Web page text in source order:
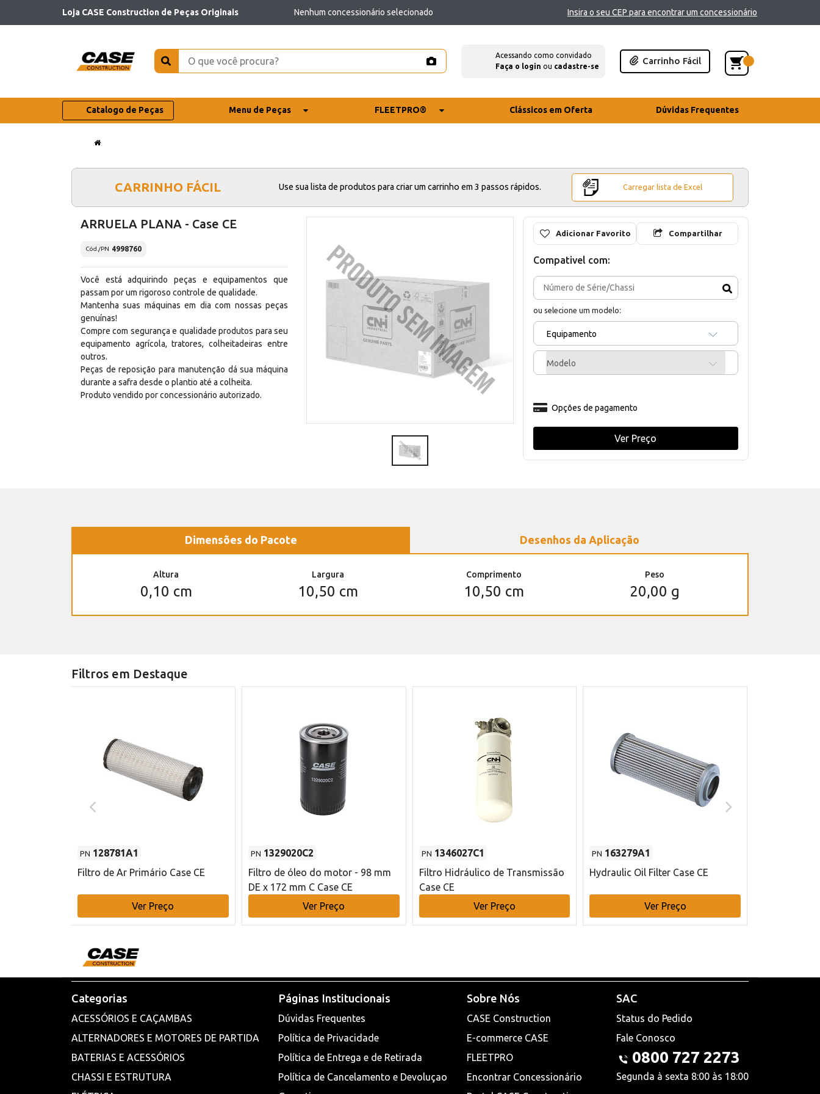
Loja CASE Construction de Peças Originais Nenhum concessionário selecionado Insira o seu CEP para encontrar um concessionário
Acessando como convidado
Faça o login ou cadastre-se
Carrinho Fácil
Catalogo de Peças Menu de Peças FLEETPRO® Clássicos em Oferta Dúvidas Frequentes
CARRINHO FÁCIL Use sua lista de produtos para criar um carrinho em 3 passos rápidos. Carregar lista de Excel
ARRUELA PLANA - Case CE
Cód./PN 4998760
Você está adquirindo peças e equipamentos que
passam por um rigoroso controle de qualidade.
Mantenha suas máquinas em dia com nossas peças
genuínas!
Compre com segurança e qualidade produtos para seu
equipamento agrícola, tratores, colheitadeiras entre
outros.
Peças de reposição para manutenção dá sua máquina
durante a safra desde o plantio até a colheita.
Produto vendido por concessionário autorizado.
Adicionar Favorito Compartilhar
Compativel com:
ou selecione um modelo:
Equipamento
Modelo
Opções de pagamento
Ver Preço
Dimensões do Pacote Desenhos da Aplicação
Altura
0,10 cm
Largura
10,50 cm
Comprimento
10,50 cm
Peso
20,00 g
Filtros em Destaque
PN 128781A1
Filtro de Ar Primário Case CE
Ver Preço
PN 1329020C2
Filtro de óleo do motor - 98 mm
DE x 172 mm C Case CE
Ver Preço
PN 1346027C1
Filtro Hidráulico de Transmissão
Case CE
Ver Preço
PN 163279A1
Hydraulic Oil Filter Case CE
Ver Preço
Categorias
ACESSÓRIOS E CAÇAMBAS
ALTERNADORES E MOTORES DE PARTIDA
BATERIAS E ACESSÓRIOS
CHASSI E ESTRUTURA
Páginas Institucionais
Dúvidas Frequentes
Política de Privacidade
Política de Entrega e de Retirada
Política de Cancelamento e Devoluçao
Sobre Nós
CASE Construction
E-commerce CASE
FLEETPRO
Encontrar Concessionário
SAC
Status do Pedido
Fale Conosco
0800 727 2273
Segunda à sexta 8:00 às 18:00